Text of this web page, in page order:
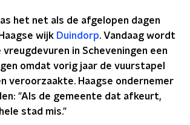
het net als de afgelopen dagen
wijk Duindorp. Vandaag wordt
in Scheveningen een
omdat vorig jaar de vuurstapel
veroorzaakte. Haagse ondernemer
"Als de gemeente dat afkeurt,
stad mis."